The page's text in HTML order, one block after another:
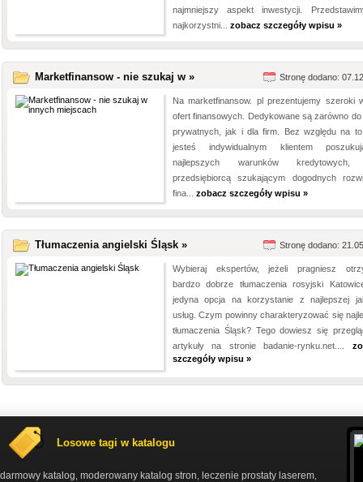
najmniejszy aspekt inwestycji.
najkorzystni... zobacz szczegóły wpisu »
Marketfinansow - nie szukaj w » Stronę dodano:
Na marketfinansow. pl prezentujemy szeroki
ofert finansowych. Dedykowane są zarówno do
prywatnych, jak i dla firm. Bez względu na
jesteś indywidualnym klientem
najlepszych warunków
przedsiębiorcą szukającym dogodnych
fina... zobacz szczegóły wpisu »
Tłumaczenia angielski Śląsk » Stronę dodano:
Wybieraj ekspertów, jeżeli pragniesz
bardzo dobrze tłumaczenia rosyjski
jedyna opcja na korzystanie z najlepszej
usług. Czym powinny charakteryzować się
tłumaczenia Śląsk? Tego dowiesz się
artykuły na stronie badanie-rynku.net....
szczegóły wpisu »
Losowe tagi w katalogu
darmowy katalog moderowany katalog stron leczenie prostaty laserem